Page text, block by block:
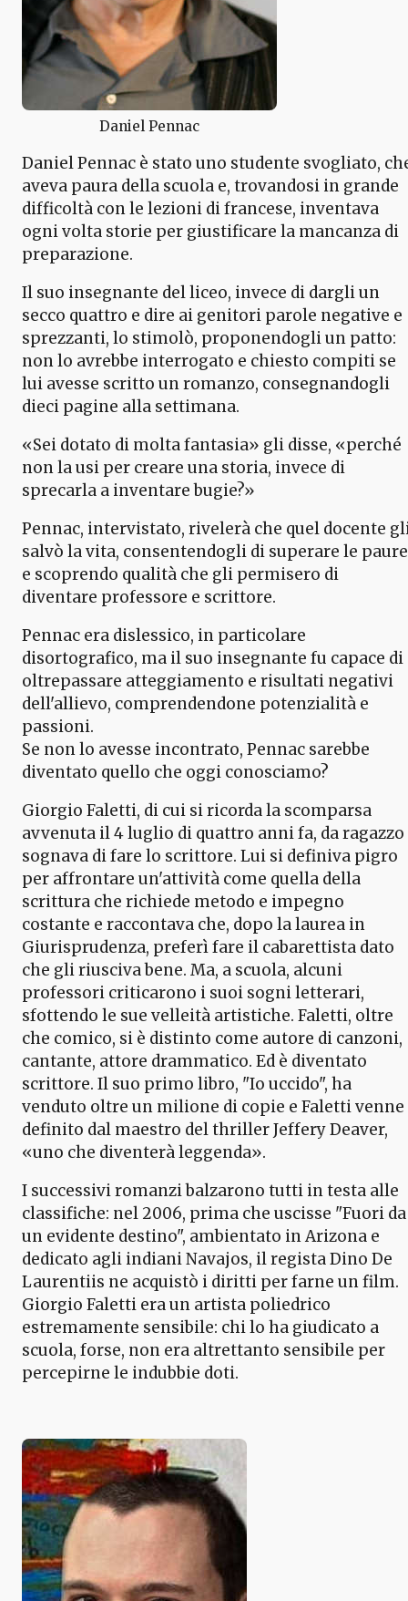
Daniel Pennac
Daniel Pennac è stato uno studente svogliato,
aveva paura della scuola e, trovandosi in grande
difficoltà con le lezioni di francese, inventava
ogni volta storie per giustificare la mancanza di
preparazione.
Il suo insegnante del liceo, invece di dargli un
secco quattro e dire ai genitori parole negative e
sprezzanti, lo stimolò, proponendogli un patto:
non lo avrebbe interrogato e chiesto compiti se
lui avesse scritto un romanzo, consegnandogli
dieci pagine alla settimana.
«Sei dotato di molta fantasia» gli disse, «perché
non la usi per creare una storia, invece di
sprecarla a inventare bugie?»
Pennac, intervistato, rivelerà che quel docente
salvò la vita, consentendogli di superare le paure
e scoprendo qualità che gli permisero di
diventare professore e scrittore.
Pennac era dislessico, in particolare
disortografico, ma il suo insegnante fu capace di
oltrepassare atteggiamento e risultati negativi
dell'allievo, comprendendone potenzialità e
passioni.
Se non lo avesse incontrato, Pennac sarebbe
diventato quello che oggi conosciamo?
Giorgio Faletti, di cui si ricorda la scomparsa
avvenuta il 4 luglio di quattro anni fa, da ragazzo
sognava di fare lo scrittore. Lui si definiva pigro
per affrontare un'attività come quella della
scrittura che richiede metodo e impegno
costante e raccontava che, dopo la laurea in
Giurisprudenza, preferì fare il cabarettista dato
che gli riusciva bene. Ma, a scuola, alcuni
professori criticarono i suoi sogni letterari,
sfottendo le sue velleità artistiche. Faletti, oltre
che comico, si è distinto come autore di canzoni,
cantante, attore drammatico. Ed è diventato
scrittore. Il suo primo libro, "Io uccido", ha
venduto oltre un milione di copie e Faletti venne
definito dal maestro del thriller Jeffery Deaver,
«uno che diventerà leggenda».
I successivi romanzi balzarono tutti in testa alle
classifiche: nel 2006, prima che uscisse "Fuori da
un evidente destino", ambientato in Arizona e
dedicato agli indiani Navajos, il regista Dino De
Laurentiis ne acquistò i diritti per farne un film.
Giorgio Faletti era un artista poliedrico
estremamente sensibile: chi lo ha giudicato a
scuola, forse, non era altrettanto sensibile per
percepirne le indubbie doti.